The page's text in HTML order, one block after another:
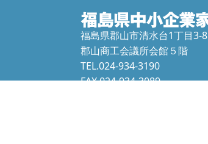
福島県郡山市清水台1丁目3-8
郡山商工会議所会館５階
TEL.024-934-3190
FAX.024-934-3089